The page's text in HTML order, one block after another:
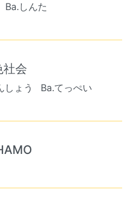
Ba.しんた
社会
しょう
Ba.てっぺい